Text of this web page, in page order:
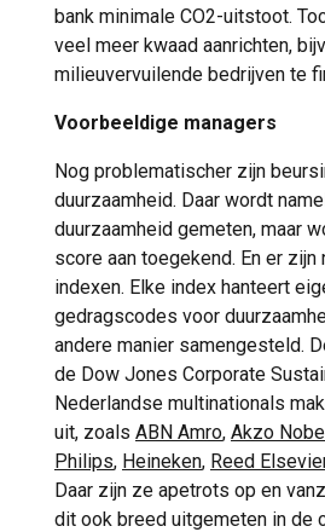
bank minimale CO2-uitstoot.
veel meer kwaad aanrichten,
milieuvervuilende bedrijven te
Voorbeeldige managers
Nog problematischer zijn
duurzaamheid. Daar wordt
duurzaamheid gemeten, maar
score aan toegekend. En er zijn
indexen. Elke index hanteert
gedragscodes voor
andere manier samengesteld.
de Dow Jones Corporate
Nederlandse multinationals
uit, zoals ABN Amro, Akzo
Philips, Heineken, Reed
Daar zijn ze apetrots op en
dit ook breed uitgemeten in de